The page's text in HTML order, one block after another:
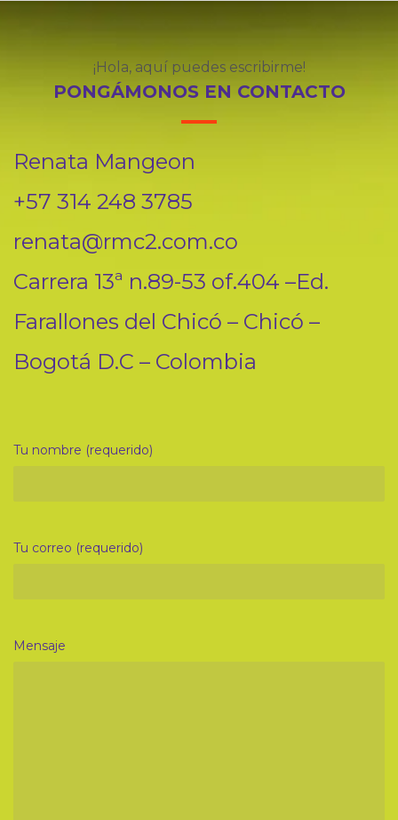
¡Hola, aquí puedes escribirme!
PONGÁMONOS EN CONTACTO
Renata Mangeon
+57 314 248 3785
renata@rmc2.com.co
Carrera 13ª n.89-53 of.404 –Ed.
Farallones del Chicó – Chicó –
Bogotá D.C – Colombia
Tu nombre (requerido)
Tu correo (requerido)
Mensaje